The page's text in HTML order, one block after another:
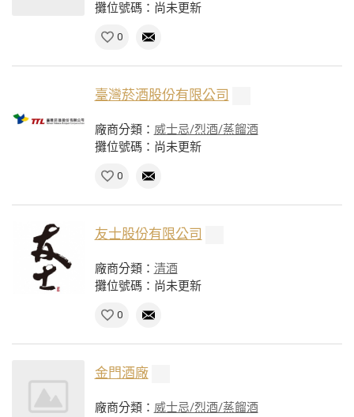
攤位號碼：尚未更新
0
臺灣菸酒股份有限公司
廠商分類： 威士忌/烈酒/蒸餾酒
攤位號碼：尚未更新
0
友士股份有限公司
廠商分類： 清酒
攤位號碼：尚未更新
0
金門酒廠
廠商分類： 威士忌/烈酒/蒸餾酒